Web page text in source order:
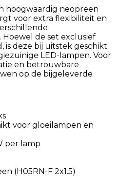
hoogwaardig neopreen
voor extra flexibiliteit en
de set exclusief
is deze bij uitstek geschikt
LED-lampen. Voor
en betrouwbare
op de bijgeleverde
voor gloeilampen en
per lamp
(H05RN-F 2x1.5)